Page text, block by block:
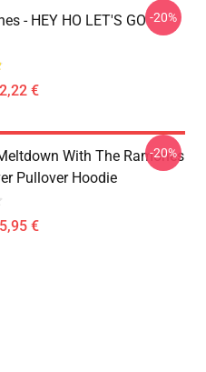
- HEY HO LET'S GO
€
-20%
With The Ramones
Pullover Hoodie
€
-20%